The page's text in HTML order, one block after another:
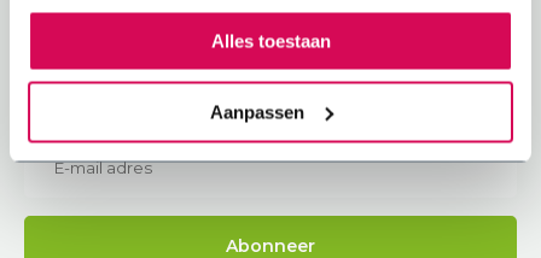
Alles toestaan
Aanpassen
Benieuwd naar de beste tips voor jouw
(toekomstige) sedumdak?
Abonneer je op onze nieuwsbrief om op de hoogte
Abonneer